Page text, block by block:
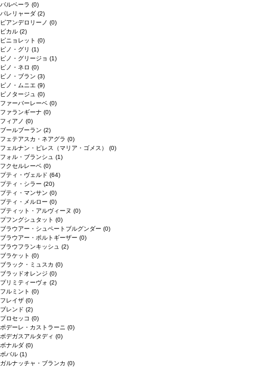
バルベーラ (0)
パレリャーダ (2)
ピアンデロリーノ (0)
ビカル (2)
ピニョレット (0)
ピノ・グリ (1)
ピノ・グリージョ (1)
ピノ・ネロ (0)
ピノ・ブラン (3)
ピノ・ムニエ (9)
ピノタージュ (0)
ファーバーレーベ (0)
ファランギーナ (0)
フィアノ (0)
ブールブーラン (2)
フェテアスカ・ネアグラ (0)
フェルナン・ピレス（マリア・ゴメス） (0)
フォル・ブランシュ (1)
フクセルレーベ (0)
プティ・ヴェルド (64)
プティ・シラー (20)
プティ・マンサン (0)
プティ・メルロー (0)
プティット・アルヴィーヌ (0)
プフングシュタット (0)
ブラウアー・シュペートブルグンダー (0)
ブラウアー・ポルトギーザー (0)
ブラウフランキッシュ (2)
ブラケット (0)
ブラック・ミュスカ (0)
ブラッドオレンジ (0)
プリミティーヴォ (2)
フルミント (0)
フレイザ (0)
ブレンド (2)
プロセッコ (0)
ポデーレ・カストラーニ (0)
ボデガスアルタディ (0)
ボナルダ (0)
ボバル (1)
ガルナッチャ・ブランカ (0)